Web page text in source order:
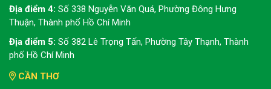
Địa điểm 4: Số 338 Nguyễn Văn Quá, Phường Đông Hưng
Thuận, Thành phố Hồ Chí Minh
Địa điểm 5: Số 382 Lê Trọng Tấn, Phường Tây Thạnh, Thành
phố Hồ Chí Minh
CẦN THƠ